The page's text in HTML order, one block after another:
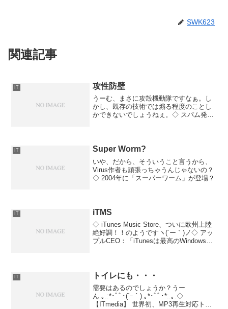
SWK623
関連記事
IT 攻性防壁
うーむ、まさに攻殻機動隊ですなぁ。し
かし、既存の技術では煽る程度のことし
かできないでしょうねぇ。◇ スパム発信
IT Super Worm?
いや、だから、そういうこと言うから、
Virus作者も頑張っちゃうんじゃないの？
◇ 2004年に「スーパーワーム」が登場？
IT iTMS
◇ iTunes Music Store、ついに欧州上陸
絶好調！！のようですヽ(´ー｀)ノ◇ アッ
プルCEO：「iTunesは最高のWindowsア
IT トイレにも・・・
需要はあるのでしょうか？うー
ん.｡.:*･ﾟﾟ･(´ｰ｀).｡*･ﾟﾟ･*:.｡.◇
【ITmedia】 世界初、MP3再生対応トイ